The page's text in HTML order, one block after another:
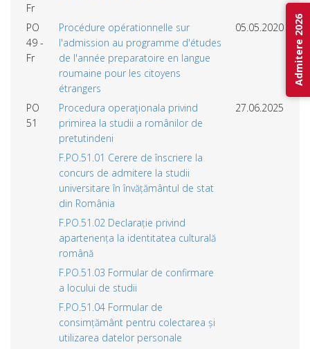
Fr
PO
49 -
Fr
Procédure opérationnelle sur
l'admission au programme d'études
de l'année preparatoire en langue
roumaine pour les citoyens
étrangers
05.05.2020
PO
51
Procedura operaţionala privind
primirea la studii a românilor de
pretutindeni
27.06.2025
F.PO.51.01 Cerere de înscriere la
concurs de admitere la studii
universitare în învățământul de stat
din România
F.PO.51.02 Declarație privind
apartenența la identitatea culturală
română
F.PO.51.03 Formular de confirmare
a locului de studii
F.PO.51.04 Formular de
consimțământ pentru colectarea și
utilizarea datelor personale
Admitere 2026